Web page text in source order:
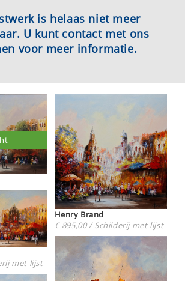
is helaas niet meer
U kunt contact met ons
voor meer informatie.
met lijst
Henry Brand
€ 895,00 / Schilderij met lijst